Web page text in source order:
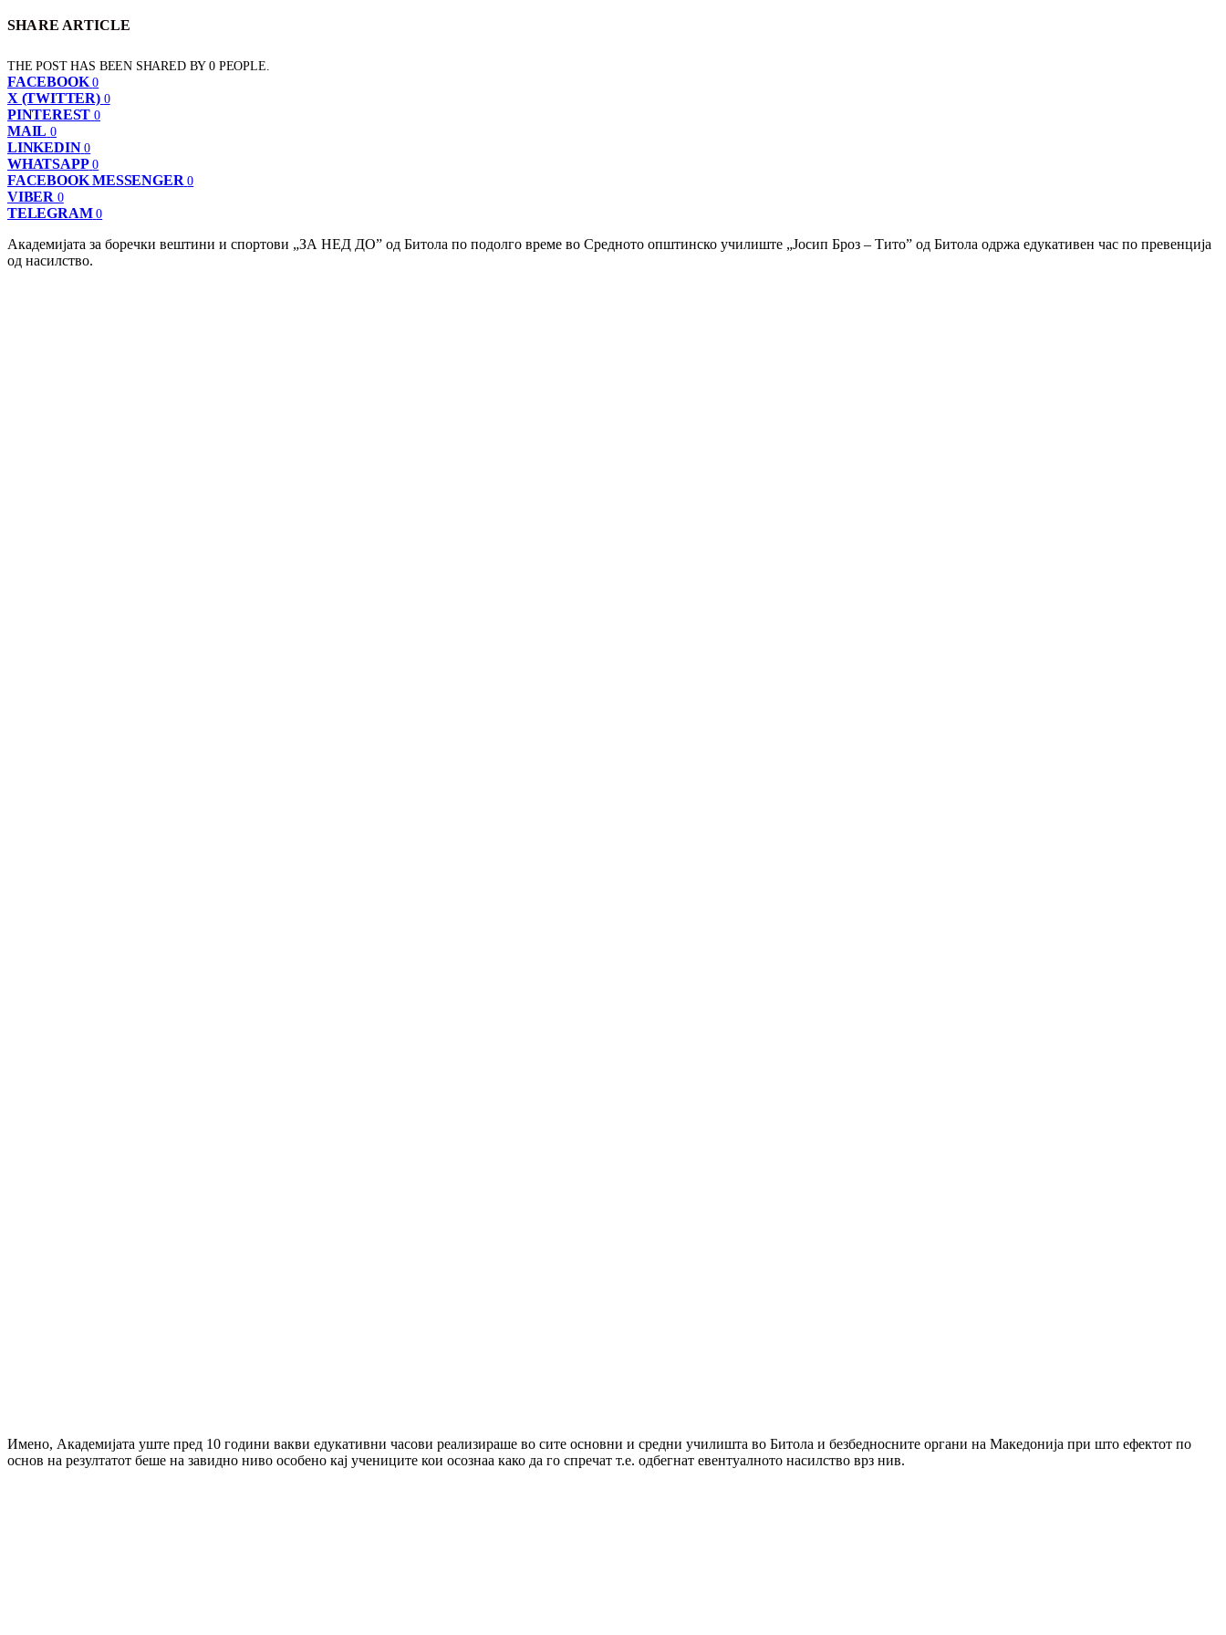
SHARE ARTICLE
THE POST HAS BEEN SHARED BY0 PEOPLE.
FACEBOOK 0
X (TWITTER) 0
PINTEREST 0
MAIL 0
LINKEDIN 0
WHATSAPP 0
FACEBOOK MESSENGER 0
VIBER 0
TELEGRAM 0
Академијата за боречки вештини и спортови „ЗА НЕД ДО” од Битола по подолго време во Средното општинско училиште „Јосип Броз – Тито” од Битола одржа едукативен час по превенција
од насилство.
Имено, Академијата уште пред 10 години вакви едукативни часови реализираше во сите основни и средни училишта во Битола и безбедносните органи на Македонија при што ефектот по
основ на резултатот беше на завидно ниво особено кај учениците кои осознаа како да го спречат т.е. одбегнат евентуалното насилство врз нив.